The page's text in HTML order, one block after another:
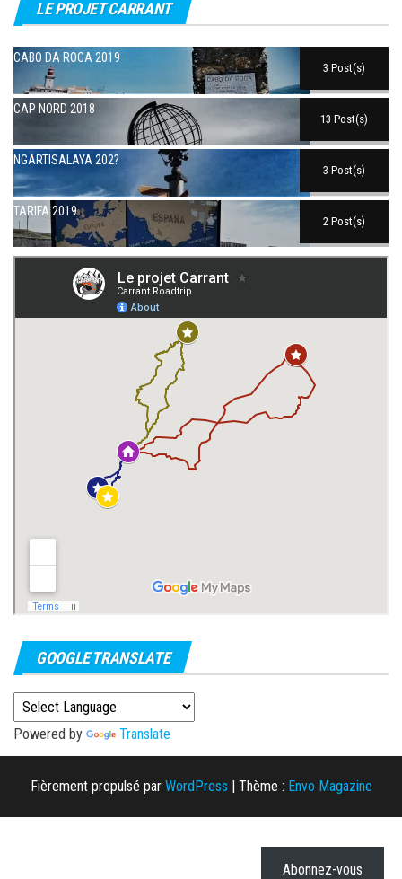
LE PROJET CARRANT
CABO DA ROCA 2019
3 Post(s)
CAP NORD 2018
13 Post(s)
NGARTISALAYA 202?
3 Post(s)
TARIFA 2019
2 Post(s)
GOOGLE TRANSLATE
Powered by Translate
Fièrement propulsé par WordPress Thème : Envo Magazine
Abonnez-vous